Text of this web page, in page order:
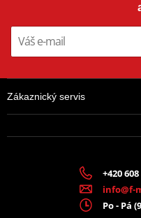
Zákaznický servis
+420
info@f-
Po - Pá